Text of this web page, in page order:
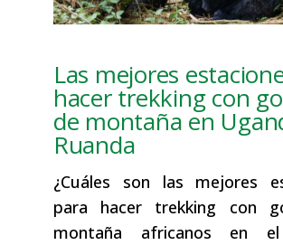
Las mejores
hacer trekking con
de montaña en
Ruanda
¿Cuáles son las mejores
para hacer trekking con
montaña africanos en